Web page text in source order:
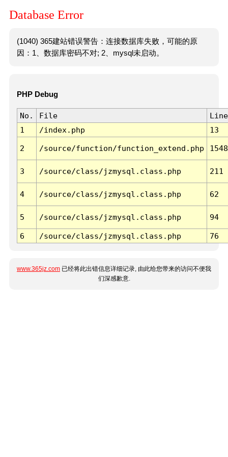
Database Error
(1040) 365建站错误警告：连接数据库失败，可能的原
因：1、数据库密码不对; 2、mysql未启动。
PHP Debug
No. File
Line
1
/index.php 13
2 /source/function/function_extend.php 1548
3 /source/class/jzmysql.class.php 211
4 /source/class/jzmysql.class.php 62
5 /source/class/jzmysql.class.php 94
6 /source/class/jzmysql.class.php 76
www.365jz.com 已经将此出错信息详细记录, 由此给您带来的访问不便我
们深感歉意.